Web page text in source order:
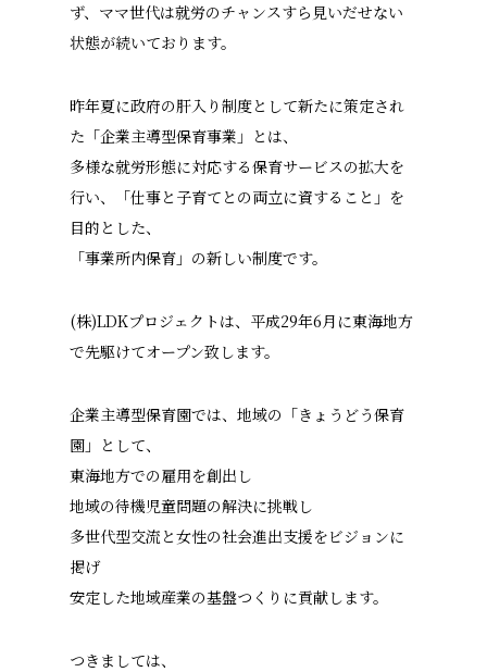
ず、ママ世代は就労のチャンスすら見いだせない
状態が続いております。
昨年夏に政府の肝入り制度として新たに策定され
た「企業主導型保育事業」とは、
多様な就労形態に対応する保育サービスの拡大を
行い、「仕事と子育てとの両立に資すること」を
目的とした、
「事業所内保育」の新しい制度です。
(株)LDKプロジェクトは、平成29年6月に東海地方
で先駆けてオープン致します。
企業主導型保育園では、地域の「きょうどう保育
園」として、
東海地方での雇用を創出し
地域の待機児童問題の解決に挑戦し
多世代型交流と女性の社会進出支援をビジョンに
掲げ
安定した地域産業の基盤つくりに貢献します。
つきましては、